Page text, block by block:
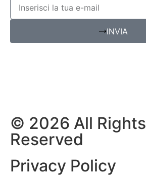
INVIA
© 2026 All Rights
Reserved
Privacy Policy